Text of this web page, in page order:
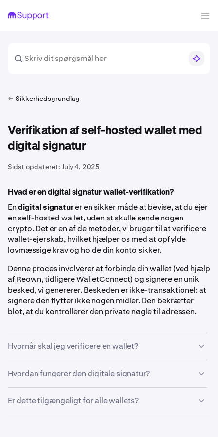
Sikkerhedsgrundlag
Verifikation af self-hosted wallet med
digital signatur
Sidst opdateret: July 4, 2025
Hvad er en digital signatur wallet-verifikation?
Endigital signaturer en sikker måde at bevise, at du ejer
en self-hosted wallet, uden at skulle sende nogen
crypto. Det er en af de metoder, vi bruger til at verificere
wallet-ejerskab, hvilket hjælper os med at opfylde
lovmæssige krav og holde din konto sikker.
Denne proces involverer at forbinde din wallet (ved hjælp
af Reown, tidligere WalletConnect) og signere en unik
besked, vi genererer. Beskeden er ikke-transaktionel: at
signere den flytter ikke nogen midler. Den bekræfter
blot, at du kontrollerer den private nøgle til adressen.
Hvornår skal jeg verificere en wallet?
Du kan blive bedt om at verificere din wallet, før:
• Udbetaling af crypto til en self-hosted wallet
• Indbetaling fra en ny self-hosted wallet
Hvordan fungerer den digitale signatur?
Når du bliver bedt om at verificere en self-hosted wallet,
kan du forvente følgende:
Er dette tilgængeligt for alle wallets?